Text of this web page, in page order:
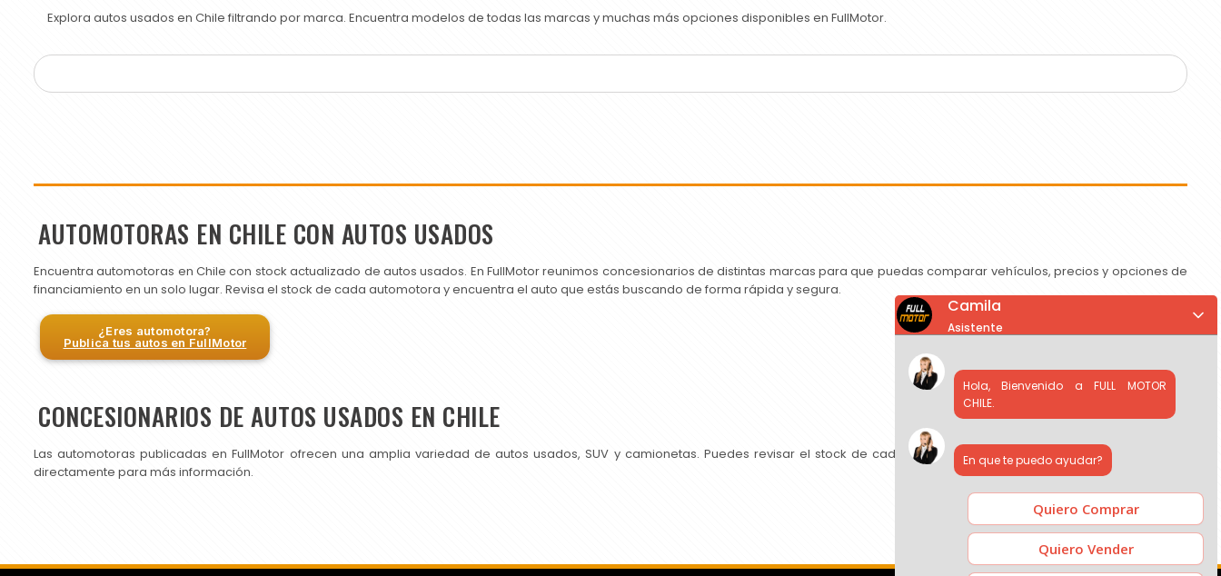
Explora autos usados en Chile filtrando por marca. Encuentra modelos de todas las marcas y muchas más opciones disponibles en FullMotor.
AUTOMOTORAS EN CHILE CON AUTOS USADOS
Encuentra automotoras en Chile con stock actualizado de autos usados. En FullMotor reunimos concesionarios de distintas marcas para que puedas comparar vehículos, precios y opciones de
financiamiento en un solo lugar. Revisa el stock de cada automotora y encuentra el auto que estás buscando de forma rápida y segura.
¿Eres automotora?
Publica tus autos en FullMotor
CONCESIONARIOS DE AUTOS USADOS EN CHILE
Las automotoras publicadas en FullMotor ofrecen una amplia variedad de autos usados, SUV y camionetas. Puedes revisar el stock de cada concesionario, comparar precios y contactar
directamente para más información.
Camila
Asistente
Hola, Bienvenido a FULL MOTOR
CHILE.
En que te puedo ayudar?
Quiero Comprar
Quiero Vender